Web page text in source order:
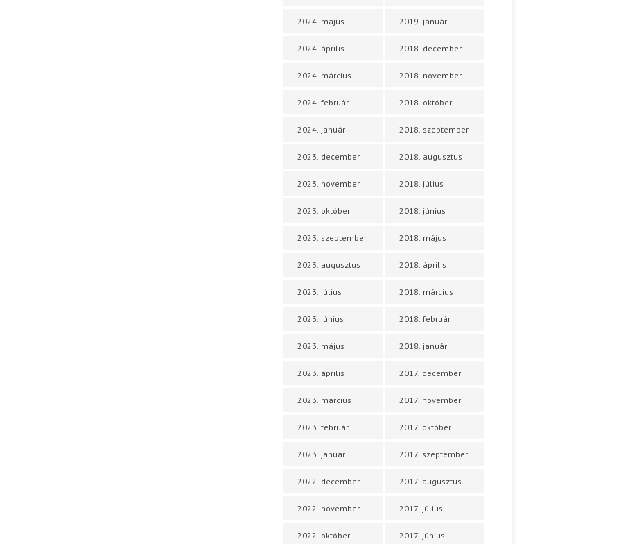
2024. május
2024. április
2024. március
2024. február
2024. január
2023. december
2023. november
2023. október
2023. szeptember
2023. augusztus
2023. július
2023. június
2023. május
2023. április
2023. március
2023. február
2023. január
2022. december
2022. november
2022. október
2019. január
2018. december
2018. november
2018. október
2018. szeptember
2018. augusztus
2018. július
2018. június
2018. május
2018. április
2018. március
2018. február
2018. január
2017. december
2017. november
2017. október
2017. szeptember
2017. augusztus
2017. július
2017. június